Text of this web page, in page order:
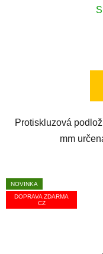
Protiskluzová
mm
NOVINKA
DOPRAVA ZDARMA
CZ